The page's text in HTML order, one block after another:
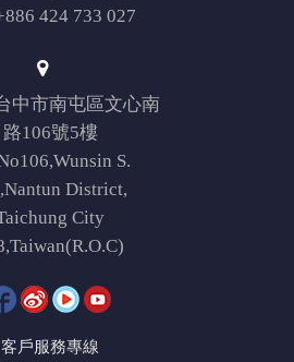
424 733 027
中市南屯區文心南
路106號5樓
S.
District,
City
客戶服務專線